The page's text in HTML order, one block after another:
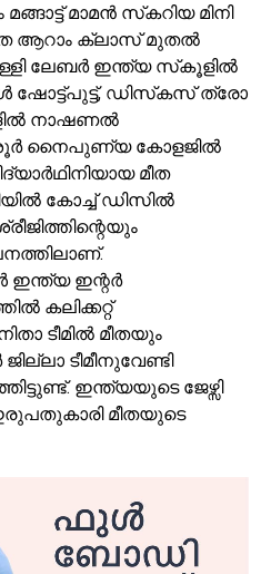
മാമന്‍ സ്‌കറിയ മിനി
ആറാം ക്ലാസ് മുതല്‍
ലേബര്‍ ഇന്ത്യ സ്‌കൂളില്‍
ഷോട്ട്പുട്ട്, ഡിസ്‌കസ് ത്രോ
നാഷണല്‍
നൈപുണ്യ കോളജില്‍
മീത
കോച്ച് ഡിസില്‍
ഇന്ത്യ ഇന്റര്‍
കലിക്കറ്റ്
ടീമില്‍ മീതയും
ടീമീനുവേണ്ടി
ഇന്ത്യയുടെ ജേഴ്സി
മീതയുടെ